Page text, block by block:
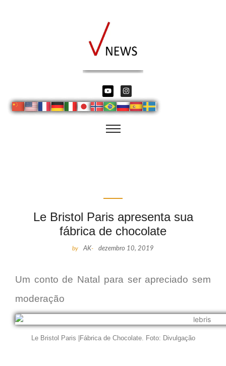
Le Bristol Paris apresenta sua
fábrica de chocolate
by AK- dezembro 10, 2019
Um conto de Natal para ser apreciado sem
moderação
Le Bristol Paris |Fábrica de Chocolate. Foto: Divulgação